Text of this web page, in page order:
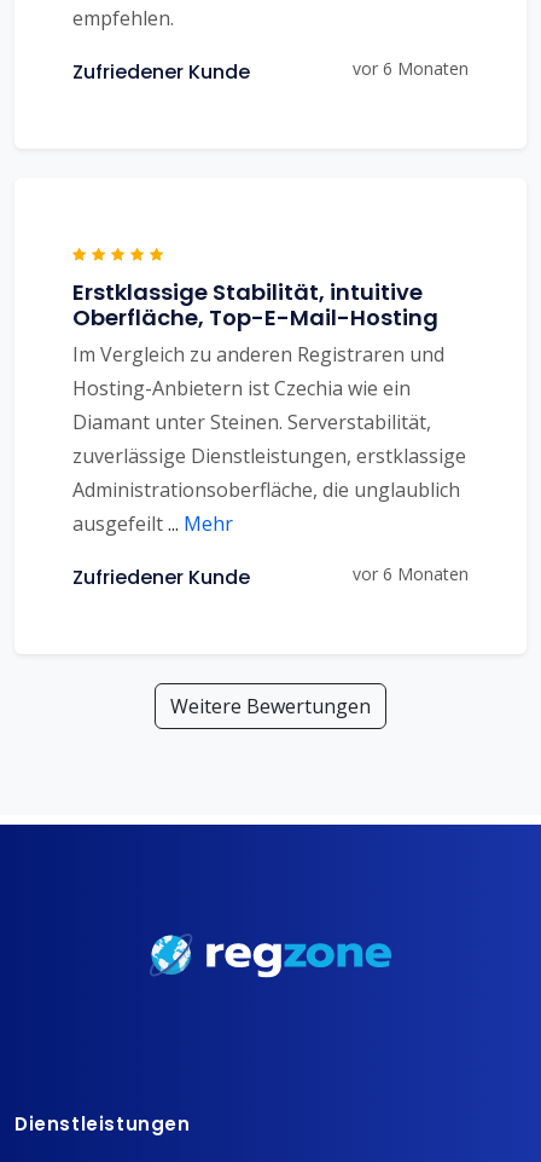
empfehlen.
Zufriedener Kunde vor 6 Monaten
Erstklassige Stabilität, intuitive
Oberfläche, Top-E-Mail-Hosting
Im Vergleich zu anderen Registraren und
Hosting-Anbietern ist Czechia wie ein
Diamant unter Steinen. Serverstabilität,
zuverlässige Dienstleistungen, erstklassige
Administrationsoberfläche, die unglaublich
ausgefeilt... Mehr
Zufriedener Kunde vor 6 Monaten
Weitere Bewertungen
Dienstleistungen